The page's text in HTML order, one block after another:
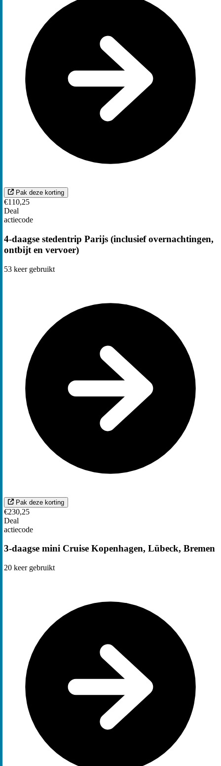
Pak deze korting
€110,25
Deal
actiecode
4-daagse stedentrip Parijs (inclusief overnachtingen,
ontbijt en vervoer)
53 keer gebruikt
Pak deze korting
€230,25
Deal
actiecode
3-daagse mini Cruise Kopenhagen, Lübeck, Bremen
20 keer gebruikt